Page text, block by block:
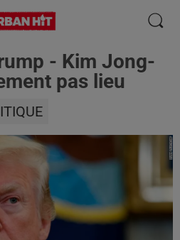
- Kim Jong-
pas lieu